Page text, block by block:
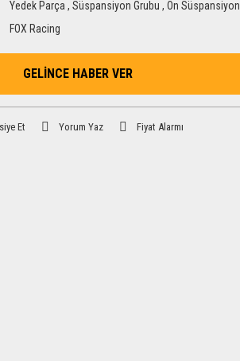
Yedek Parça , Süspansiyon Grubu , Ön Süspansiyon
FOX Racing
GELİNCE HABER VER
Et Yorum Yaz Fiyat Alarmı